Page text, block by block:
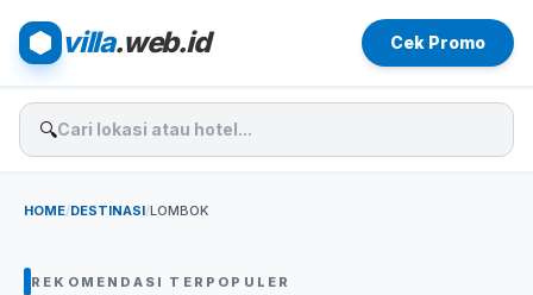
villa.web.id Cek Promo
🔍
HOME/DESTINASI/LOMBOK
REKOMENDASI TERPOPULER